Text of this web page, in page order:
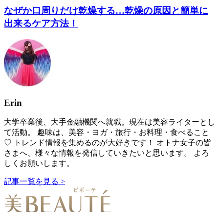
なぜか口周りだけ乾燥する…乾燥の原因と簡単に
出来るケア方法！
Erin
大学卒業後、大手金融機関へ就職。現在は美容ライターとし
て活動。 趣味は、美容・ヨガ・旅行・お料理・食べること
♡ トレンド情報を集めるのが大好きです！ オトナ女子の皆
さまへ、様々な情報を発信していきたいと思います。 よろ
しくお願いします。
記事一覧を見る >